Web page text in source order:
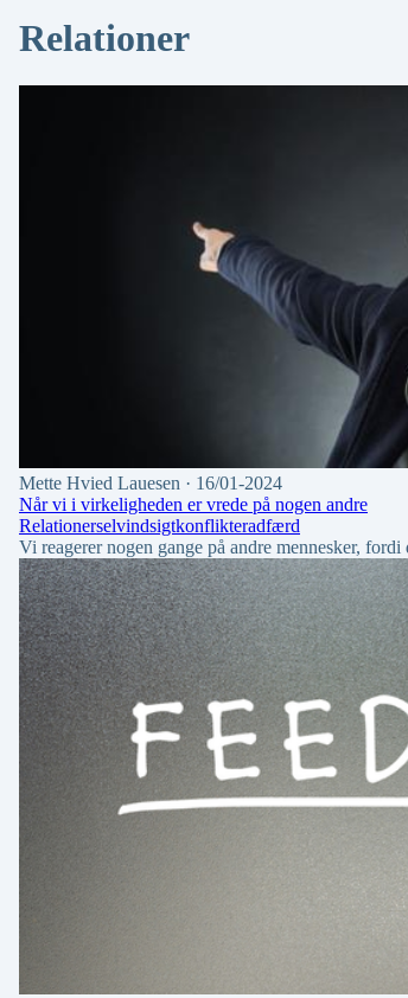
Relationer
Mette Hvied Lauesen · 16/01-2024
Når vi i virkeligheden er vrede på nogen andre
Relationerselvindsigtkonflikteradfærd
Vi reagerer nogen gange på andre mennesker,